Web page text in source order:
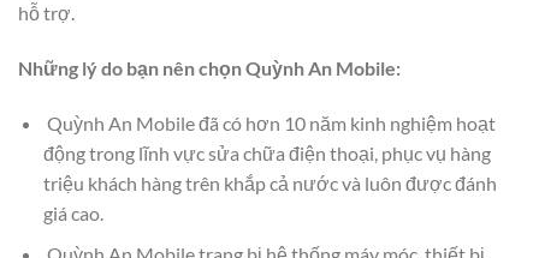
hỗ trợ.
Những lý do bạn nên chọn Quỳnh An Mobile:
Quỳnh An Mobile đã có hơn 10 năm kinh nghiệm hoạt
động trong lĩnh vực sửa chữa điện thoại, phục vụ hàng
triệu khách hàng trên khắp cả nước và luôn được đánh
giá cao.